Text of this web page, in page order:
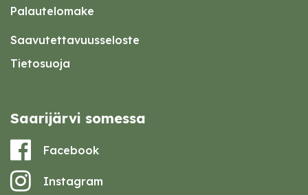
Palautelomake
Saavutettavuusseloste
Tietosuoja
Saarijärvi somessa
Facebook
Instagram